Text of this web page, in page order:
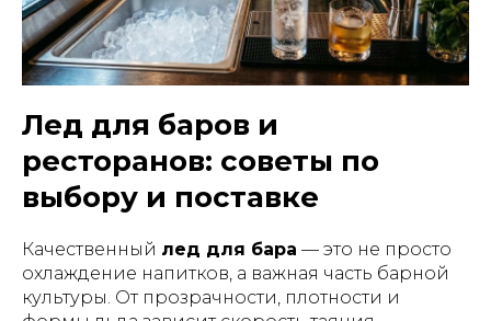
Лед для баров и
ресторанов: советы по
выбору и поставке
Качественный лед для бара — это не просто
охлаждение напитков, а важная часть барной
культуры. От прозрачности, плотности и